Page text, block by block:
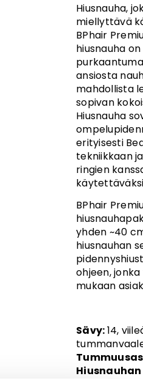
Hiusnauha,
miellyttävä
BPhair
hiusnauha on
ansiosta
mahdollista
sopivan
Hiusnauha
erityisesti
tekniikkaan
ringien
BPhair
yhden ~40
hiusnauhan
ohjeen,
mukaan
Sävy:14,
Hiusnauhan